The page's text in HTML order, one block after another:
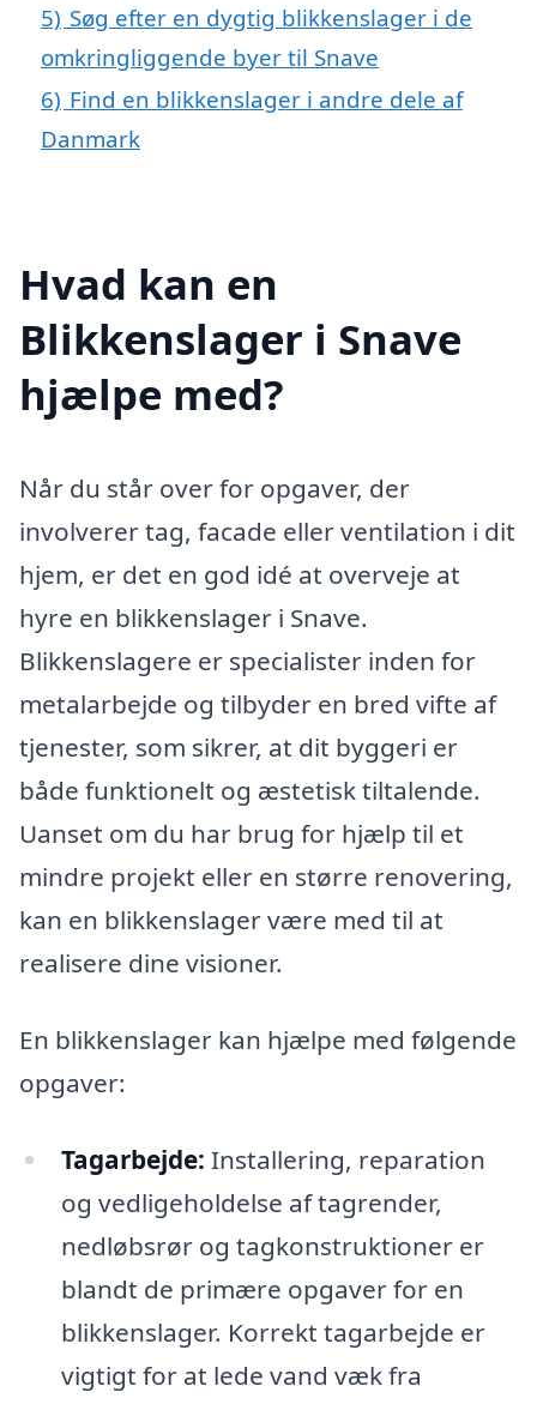
5) Søg efter en dygtig blikkenslager i de
omkringliggende byer til Snave
6) Find en blikkenslager i andre dele af
Danmark
Hvad kan en
Blikkenslager i Snave
hjælpe med?
Når du står over for opgaver, der
involverer tag, facade eller ventilation i dit
hjem, er det en god idé at overveje at
hyre en blikkenslager i Snave.
Blikkenslagere er specialister inden for
metalarbejde og tilbyder en bred vifte af
tjenester, som sikrer, at dit byggeri er
både funktionelt og æstetisk tiltalende.
Uanset om du har brug for hjælp til et
mindre projekt eller en større renovering,
kan en blikkenslager være med til at
realisere dine visioner.
En blikkenslager kan hjælpe med følgende
opgaver:
Tagarbejde: Installering, reparation
og vedligeholdelse af tagrender,
nedløbsrør og tagkonstruktioner er
blandt de primære opgaver for en
blikkenslager. Korrekt tagarbejde er
vigtigt for at lede vand væk fra